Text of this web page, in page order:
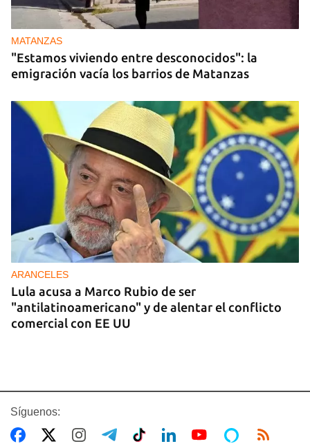
MATANZAS
"Estamos viviendo entre desconocidos": la
emigración vacía los barrios de Matanzas
ARANCELES
Lula acusa a Marco Rubio de ser
"antilatinoamericano" y de alentar el conflicto
comercial con EE UU
Síguenos: